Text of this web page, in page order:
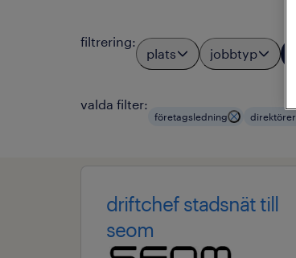
filtrering:
plats jobbtyp
valda filter:
företagsledning direktörer
driftchef stadsnät till
seom